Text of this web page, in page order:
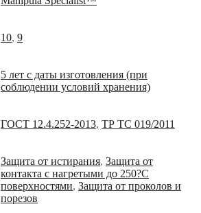
10, 9
5 лет с даты изготовления (при
соблюдении условий хранения)
ГОСТ 12.4.252-2013, ТР ТС 019/2011
Защита от истирания, Защита от
контакта с нагретыми до 250?С
поверхностями, Защита от проколов и
порезов